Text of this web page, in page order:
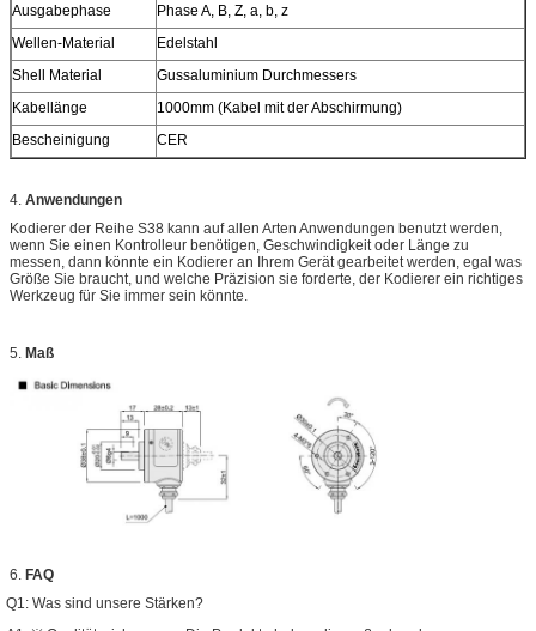
Ausgabephase
Phase A, B, Z, a, b, z
Wellen-Material
Edelstahl
Shell Material
Gussaluminium Durchmessers
Kabellänge
1000mm (Kabel mit der Abschirmung)
Bescheinigung
CER
4. Anwendungen
Kodierer der Reihe S38 kann auf allen Arten Anwendungen benutzt werden,
wenn Sie einen Kontrolleur benötigen, Geschwindigkeit oder Länge zu
messen, dann könnte ein Kodierer an Ihrem Gerät gearbeitet werden, egal was
Größe Sie braucht, und welche Präzision sie forderte, der Kodierer ein richtiges
Werkzeug für Sie immer sein könnte.
5. Maß
6. FAQ
Q1: Was sind unsere Stärken?